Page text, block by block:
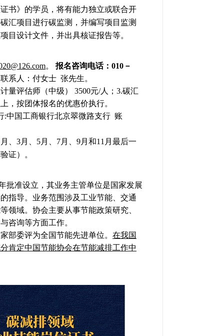
书》的学员，将有能力独立或联合开
汇项目进行碳监测，并编写项目监测
目设计文件，并出具核证报告等。
@126.com。 报名咨询电话：010 －
系人：付女士 张先生。
量评估师（中级）
3500元/人；3.碳汇
，按团体报名的优惠价执行。
:中国工商银行北京翠微路支行 账
、3月、5月、7月、9月和11月最后一
证）。
批准设立，其业务主管单位是国家发展
指导。业务范围涉及工业节能、交通
领域。协会主要从事节能政策研究、
咨询等方面工作。
部委评为全国节能先进单位。 在我国
肯定中国节能协会在节能减排工作中